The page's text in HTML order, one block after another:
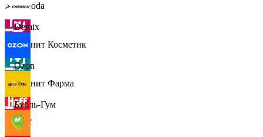
Lamoda
Магнит Косметик
Магнит Фарма
Hoff
Demix
Ozon
Бубль-Гум